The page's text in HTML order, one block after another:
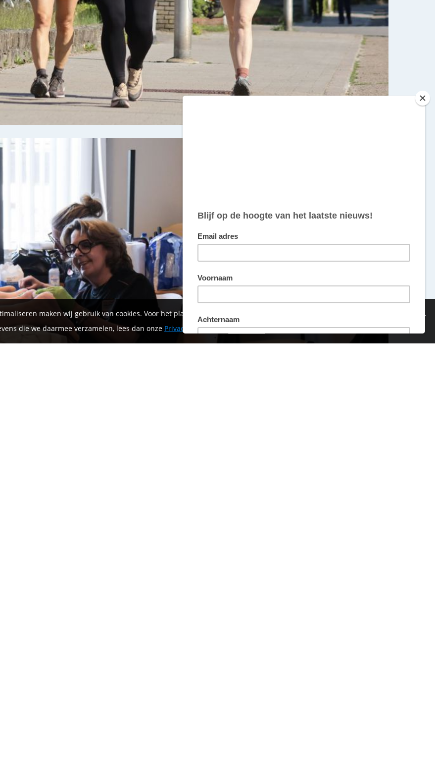
maken wij gebruik van cookies. Voor het plaatsen van sommige cookies hebben we echter wel je toestemming nodig.
die we daarmee verzamelen, lees dan onze Privacyverklaring Akkoord